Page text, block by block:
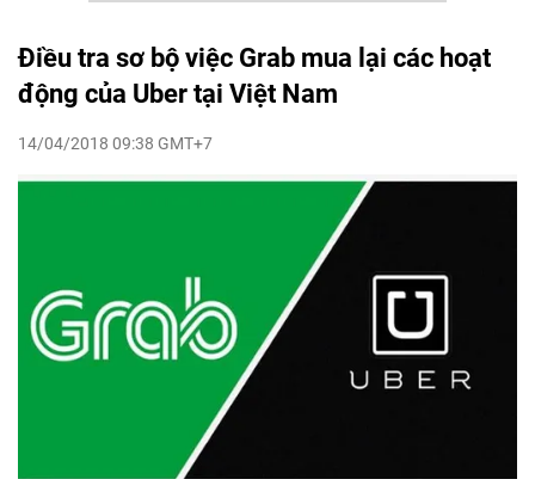
Điều tra sơ bộ việc Grab mua lại các hoạt
động của Uber tại Việt Nam
14/04/2018 09:38 GMT+7